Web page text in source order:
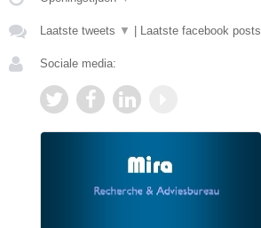
Laatste tweets ▼ Laatste facebook posts
Sociale media: